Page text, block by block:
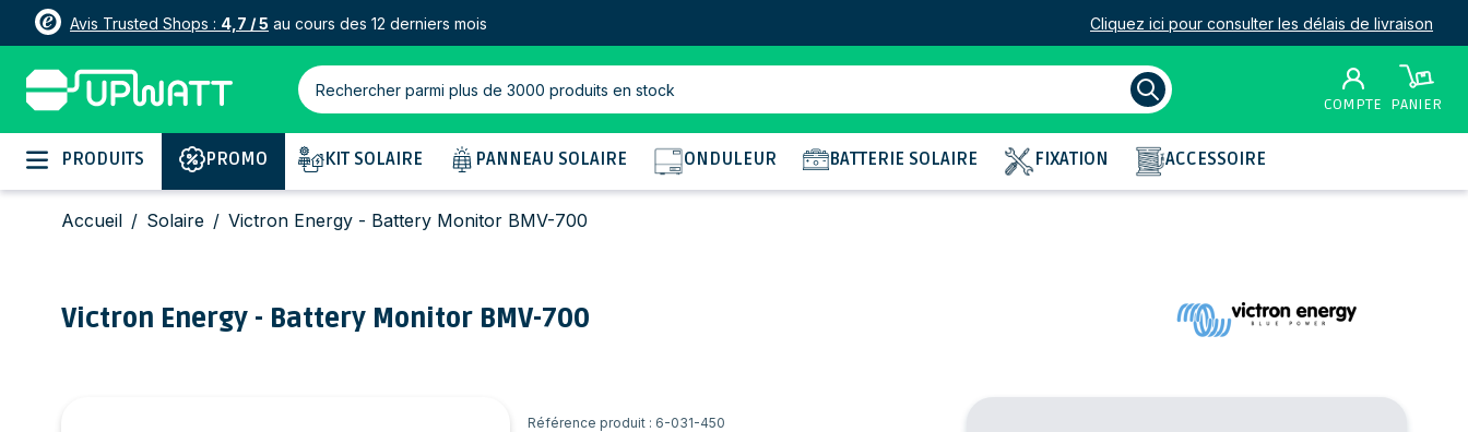
Avis Trusted Shops : 4,7 / 5 au cours des 12 derniers mois Cliquez ici pour consulter les délais de livraison
Rechercher parmi plus de 3000 produits en stock
COMPTE PANIER
Allez au contenu
PRODUITS PROMO KIT SOLAIRE PANNEAU SOLAIRE ONDULEUR BATTERIE SOLAIRE FIXATION ACCESSOIRE
Accueil / Solaire / Victron Energy - Battery Monitor BMV-700
Victron Energy - Battery Monitor BMV-700
Référence produit : 6-031-450